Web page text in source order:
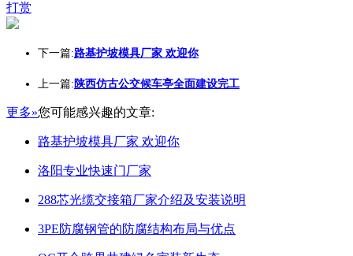
打赏
下一篇:路基护坡模具厂家 欢迎你
上一篇: 陕西仿古公交候车亭全面建设完工
更多»您可能感兴趣的文章:
路基护坡模具厂家 欢迎你
洛阳专业快速门厂家
288芯光缆交接箱厂家介绍及安装说明
3PE防腐钢管的防腐结构布局与优点